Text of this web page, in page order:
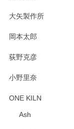
大矢製作所
岡本太郎
荻野克彦
小野里奈
ONE KILN
Ash